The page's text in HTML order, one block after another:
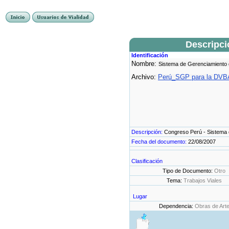
Identificación
Nombre: Sistema de Gerenciamiento
Archivo: Perú_SGP para la
Descripción: Congreso Perú - Sistema
Fecha del documento: 22/08/2007
Clasificación
Tipo de Documento: Otro
Tema: Trabajos Viales
Lugar
Dependencia: Obras de Arte